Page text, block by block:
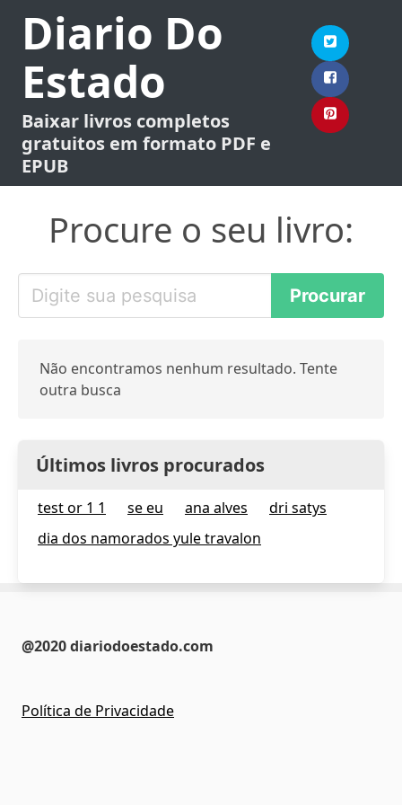
Diario Do
Estado
Baixar livros completos
gratuitos em formato PDF e
EPUB
Procure o seu livro:
Não encontramos nenhum resultado. Tente
outra busca
Últimos livros procurados
test or 1 1 se eu ana alves
dri satys
dia dos namorados yule travalon
@2020 diariodoestado.com
Política de Privacidade